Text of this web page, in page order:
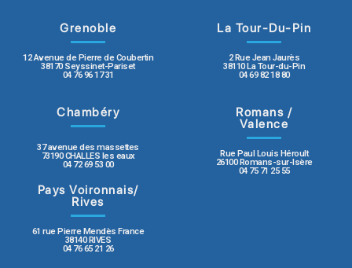
Grenoble
12 Avenue de Pierre de Coubertin
38170 Seyssinet-Pariset
04 76 96 17 31
La Tour-Du-Pin
2 Rue Jean Jaurès
38110 La Tour-du-Pin
04 69 82 18 80
Chambéry
37 avenue des massettes
73190 CHALLES les eaux
04 72 69 53 00
Romans /
Valence
Rue Paul Louis Héroult
26100 Romans-sur-Isère
04 75 71 25 55
Pays Voironnais/
Rives
61 rue Pierre Mendès France
38140 RIVES
04 76 65 21 26